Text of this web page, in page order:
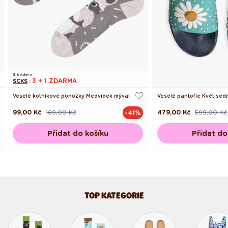
S kódem
SCKS: 3 + 1 ZDARMA
Veselé kotníkové ponožky Medvídek mýval
Běžná
169,00 Kč
Výprodejová
99,00 Kč -41%
Přidat do košíku
Veselé pantofle Květ
Běžná
599,00 Kč
Výprodejová
479,00 Kč
Přidat
TOP KATEGORIE